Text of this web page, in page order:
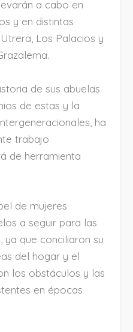
a cabo en
y en distintas
Los Palacios y
de sus abuelas
de estas y la
ha
trabajo
de herramienta
de mujeres
a seguir para las
ya que conciliaron su
del hogar y el
los obstáculos y las
en épocas